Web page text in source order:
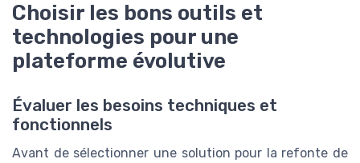
Choisir les bons outils et
technologies pour une
plateforme évolutive
Évaluer les besoins techniques et
fonctionnels
Avant de sélectionner une solution pour la refonte de